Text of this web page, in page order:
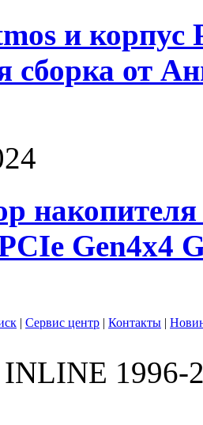
и корпус
сборка от
Gen4х4
| Сервис центр | Контакты |
INLINE 1996-